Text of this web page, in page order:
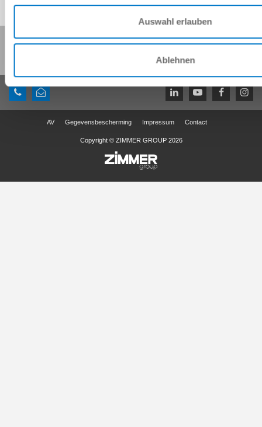
Auswahl erlauben
Ablehnen
Deze pagina delen:
AV Gegevensbescherming Impressum Contact
Copyright © ZIMMER GROUP 2026